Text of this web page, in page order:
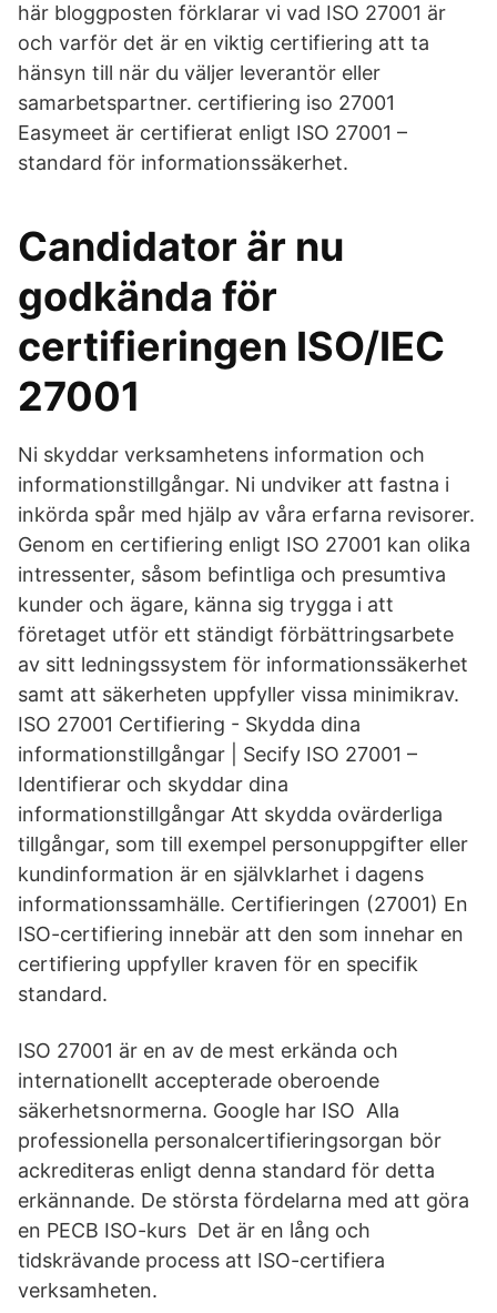
här bloggposten förklarar vi vad ISO 27001 är
och varför det är en viktig certifiering att ta
hänsyn till när du väljer leverantör eller
samarbetspartner. certifiering iso 27001
Easymeet är certifierat enligt ISO 27001 –
standard för informationssäkerhet.
Candidator är nu
godkända för
certifieringen ISO/IEC
27001
Ni skyddar verksamhetens information och
informationstillgångar. Ni undviker att fastna i
inkörda spår med hjälp av våra erfarna revisorer.
Genom en certifiering enligt ISO 27001 kan olika
intressenter, såsom befintliga och presumtiva
kunder och ägare, känna sig trygga i att
företaget utför ett ständigt förbättringsarbete
av sitt ledningssystem för informationssäkerhet
samt att säkerheten uppfyller vissa minimikrav.
ISO 27001 Certifiering - Skydda dina
informationstillgångar | Secify ISO 27001 –
Identifierar och skyddar dina
informationstillgångar Att skydda ovärderliga
tillgångar, som till exempel personuppgifter eller
kundinformation är en självklarhet i dagens
informationssamhälle. Certifieringen (27001) En
ISO-certifiering innebär att den som innehar en
certifiering uppfyller kraven för en specifik
standard.
ISO 27001 är en av de mest erkända och
internationellt accepterade oberoende
säkerhetsnormerna. Google har ISO Alla
professionella personalcertifieringsorgan bör
ackrediteras enligt denna standard för detta
erkännande. De största fördelarna med att göra
en PECB ISO-kurs Det är en lång och
tidskrävande process att ISO-certifiera
verksamheten.